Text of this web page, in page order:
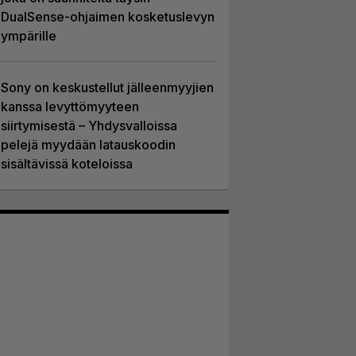
DualSense-ohjaimen kosketuslevyn
ympärille
Sony on keskustellut jälleenmyyjien
kanssa levyttömyyteen
siirtymisestä – Yhdysvalloissa
pelejä myydään latauskoodin
sisältävissä koteloissa